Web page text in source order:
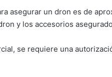
asegurar un dron es de
y los accesorios
se requiere una